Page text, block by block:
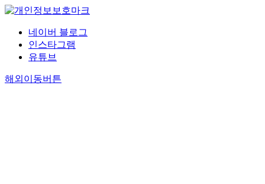
네이버 블로그
인스타그램
유튜브
해외이동버튼